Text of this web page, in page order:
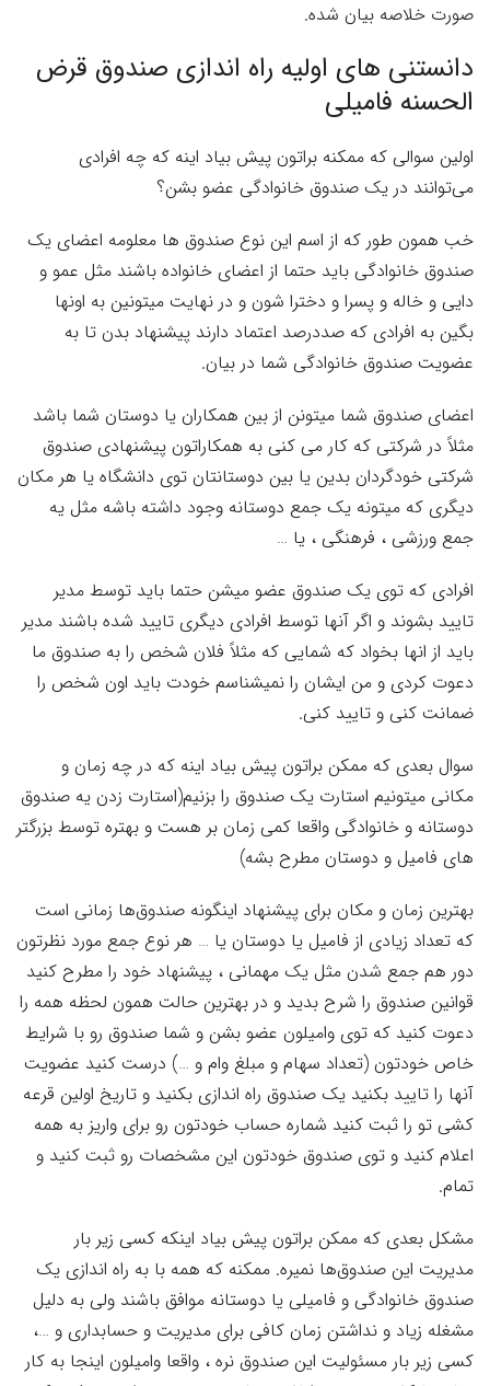
صورت خلاصه بیان شده.
دانستنی های اولیه راه اندازی صندوق قرض
الحسنه فامیلی
اولین سوالی که ممکنه براتون پیش بیاد اینه که چه افرادی
می‌توانند در یک صندوق خانوادگی عضو بشن؟
خب همون طور که از اسم این نوع صندوق ها معلومه اعضای یک
صندوق خانوادگی باید حتما از اعضای خانواده باشند مثل عمو و
دایی و خاله و پسرا و دخترا شون و در نهایت میتونین به اونها
بگین به افرادی که صددرصد اعتماد دارند پیشنهاد بدن تا به
عضویت صندوق خانوادگی شما در بیان.
اعضای صندوق شما میتونن از بین همکاران یا دوستان شما باشد
مثلاً در شرکتی که کار می کنی به همکاراتون پیشنهادی صندوق
شرکتی خودگردان بدین یا بین دوستانتان توی دانشگاه یا هر مکان
دیگری که میتونه یک جمع دوستانه وجود داشته باشه مثل یه
جمع ورزشی ، فرهنگی ، یا …
افرادی که توی یک صندوق عضو میشن حتما باید توسط مدیر
تایید بشوند و اگر آنها توسط افرادی دیگری تایید شده باشند مدیر
باید از انها بخواد که شمایی که مثلاً فلان شخص را به صندوق ما
دعوت کردی و من ایشان را نمیشناسم خودت باید اون شخص را
ضمانت کنی و تایید کنی.
سوال بعدی که ممکن براتون پیش بیاد اینه که در چه زمان و
مکانی میتونیم استارت یک صندوق را بزنیم(استارت زدن یه صندوق
دوستانه و خانوادگی واقعا کمی زمان بر هست و بهتره توسط بزرگتر
های فامیل و دوستان مطرح بشه)
بهترین زمان و مکان برای پیشنهاد اینگونه صندوق‌ها زمانی است
که تعداد زیادی از فامیل یا دوستان یا … هر نوع جمع مورد نظرتون
دور هم جمع شدن مثل یک مهمانی ، پیشنهاد خود را مطرح کنید
قوانین صندوق را شرح بدید و در بهترین حالت همون لحظه همه را
دعوت کنید که توی وامیلون عضو بشن و شما صندوق رو با شرایط
خاص خودتون (تعداد سهام و مبلغ وام و …) درست کنید عضویت
آنها را تایید بکنید یک صندوق راه اندازی بکنید و تاریخ اولین قرعه
کشی تو را ثبت کنید شماره حساب خودتون رو برای واریز به همه
اعلام کنید و توی صندوق خودتون این مشخصات رو ثبت کنید و
تمام.
مشکل بعدی که ممکن براتون پیش بیاد اینکه کسی زیر بار
مدیریت این صندوق‌ها نمیره. ممکنه که همه با به راه اندازی یک
صندوق خانوادگی و فامیلی یا دوستانه موافق باشند ولی به دلیل
مشغله زیاد و نداشتن زمان کافی برای مدیریت و حسابداری و …،
کسی زیر بار مسئولیت این صندوق نره ، واقعا وامیلون اینجا به کار